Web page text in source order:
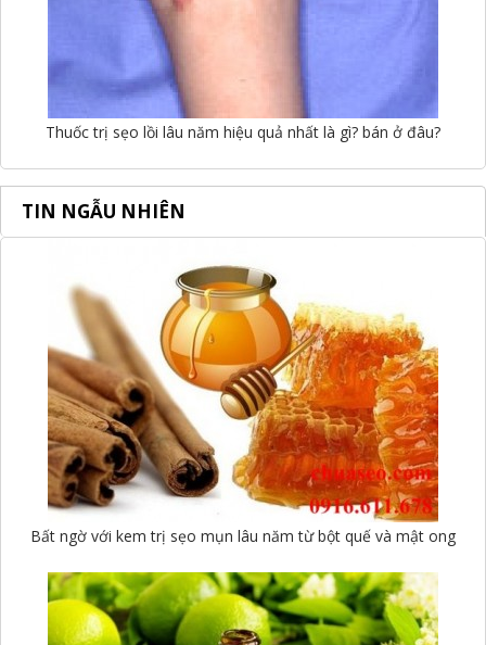
Thuốc trị sẹo lồi lâu năm hiệu quả nhất là gì? bán ở đâu?
TIN NGẪU NHIÊN
Bất ngờ với kem trị sẹo mụn lâu năm từ bột quế và mật ong